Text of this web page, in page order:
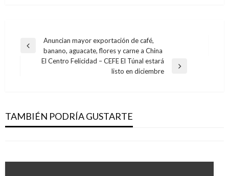
Navegación
Entrada
anterior
Anuncian mayor exportación de café,
banano, aguacate, flores y carne a China
El Centro Felicidad – CEFE El Túnal estará
listo en diciembre
TAMBIÉN PODRÍA GUSTARTE
Clan del Golfo.
Carlos Martinez miércoles mayo 24, 2017
capturar a asesinos de policías en Arauca